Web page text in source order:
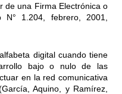
de una Firma Electrónica o
N° 1.204, febrero, 2001,
digital cuando tiene
bajo o nulo de las
en la red comunicativa
Aquino, y Ramírez,